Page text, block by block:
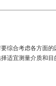
综合考虑各方面
适宜测量介质和目